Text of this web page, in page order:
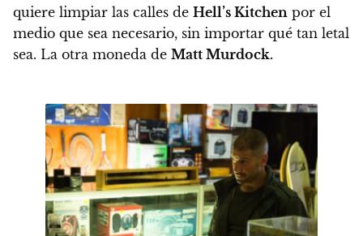
quiere limpiar las calles de Hell’s Kitchen por el
medio que sea necesario, sin importar qué tan letal
sea. La otra moneda de Matt Murdock.